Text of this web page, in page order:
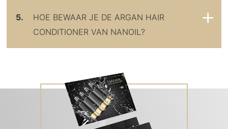
5.
HOE BEWAAR JE DE ARGAN HAIR
CONDITIONER VAN NANOIL?